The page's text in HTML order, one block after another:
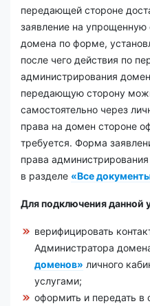
передающей стороне
заявление на
домена по форме,
после чего действия по
администрирования
передающую сторону
самостоятельно через
права на домен стороне
требуется. Форма
права
в разделе «Все
Для подключения данной
верифицировать
Администратора
доменов» личного
услугами;
оформить и передать в